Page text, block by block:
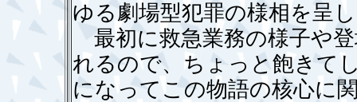
ゆる劇場型犯罪の様相を呈
最初に救急業務の様子や
れるので、ちょっと飽きて
になってこの物語の核心に